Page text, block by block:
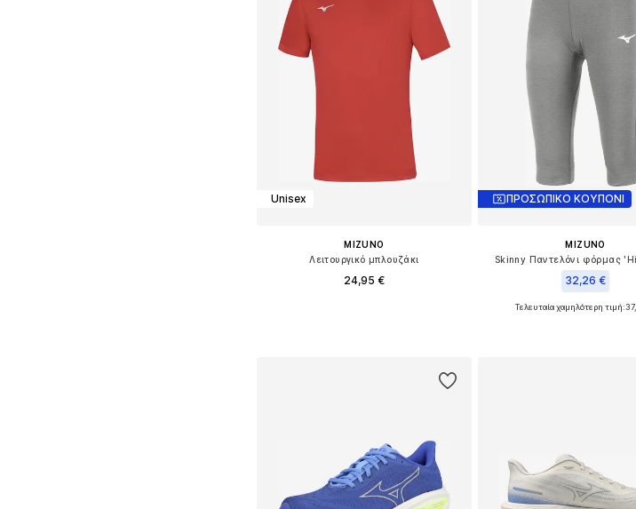
Unisex
MIZUNO
Λειτουργικό μπλουζάκι
24,95 €
ΠΡΟΣΩΠΙΚΟ ΚΟΥΠΟΝΙ
MIZUNO
Skinny Παντελόνι φόρμας
32,26 €
Διαθέσιμα μεγέθη: XS, S,
Τελευταία χαμηλότερη τιμή: